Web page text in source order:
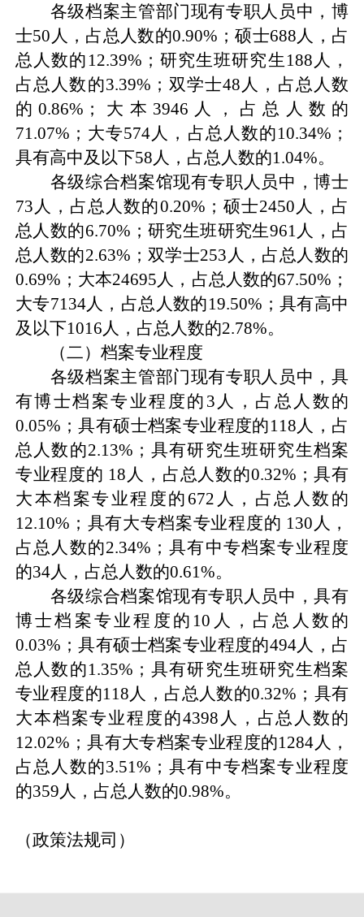
各级档案主管部门现有专职人员中，博
士50 人，占总人数的0.90% ；硕士688 人，占
总人数的 12.39% ；研究生班研究生 188 人，
占总人数的3.39% ；双学士48 人，占总人数
的0.86% ；大本 3946 人，占总人数的
71.07% ；大专574 人，占总人数的10.34% ；
具有高中及以下58 人，占总人数的1.04%。
各级综合档案馆现有专职人员中，博士
73 人，占总人数的0.20% ；硕士2450 人，占
总人数的6.70% ；研究生班研究生961 人，占
总人数的2.63% ；双学士253 人，占总人数的
0.69% ；大本24695 人，占总人数的67.50% ；
大专7134人，占总人数的19.50% ；具有高中
及以下1016 人，占总人数的2.78%。
（二）档案专业程度
各级档案主管部门现有专职人员中，具
有博士档案专业程度的 3 人，占总人数的
0.05% ；具有硕士档案专业程度的118 人，占
总人数的2.13% ；具有研究生班研究生档案
专业程度的 18 人，占总人数的0.32% ；具有
大本档案专业程度的 672 人，占总人数的
12.10% ；具有大专档案专业程度的 130 人，
占总人数的2.34% ；具有中专档案专业程度
的34人，占总人数的0.61%。
各级综合档案馆现有专职人员中，具有
博士档案专业程度的 10 人，占总人数的
0.03% ；具有硕士档案专业程度的494人，占
总人数的1.35% ；具有研究生班研究生档案
专业程度的118 人，占总人数的0.32% ；具有
大本档案专业程度的4398 人，占总人数的
12.02% ；具有大专档案专业程度的1284 人，
占总人数的3.51% ；具有中专档案专业程度
的359 人，占总人数的0.98%。
（政策法规司）